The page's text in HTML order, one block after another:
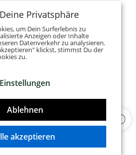
Privatsphäre
um Dein Surferlebnis zu
Anzeigen oder Inhalte
Datenverkehr zu analysieren.
klickst, stimmst Du der
zu.
Einstellungen
Ablehnen
akzeptieren